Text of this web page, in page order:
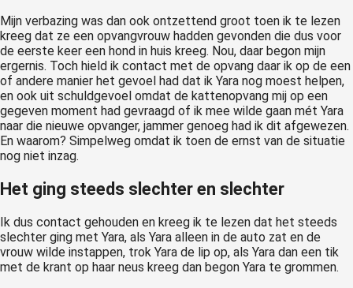
Mijn verbazing was dan ook ontzettend groot toen ik te lezen
kreeg dat ze een opvangvrouw hadden gevonden die dus voor
de eerste keer een hond in huis kreeg. Nou, daar begon mijn
ergernis. Toch hield ik contact met de opvang daar ik op de een
of andere manier het gevoel had dat ik Yara nog moest helpen,
en ook uit schuldgevoel omdat de kattenopvang mij op een
gegeven moment had gevraagd of ik mee wilde gaan mét Yara
naar die nieuwe opvanger, jammer genoeg had ik dit afgewezen.
En waarom? Simpelweg omdat ik toen de ernst van de situatie
nog niet inzag.
Het ging steeds slechter en slechter
Ik dus contact gehouden en kreeg ik te lezen dat het steeds
slechter ging met Yara, als Yara alleen in de auto zat en de
vrouw wilde instappen, trok Yara de lip op, als Yara dan een tik
met de krant op haar neus kreeg dan begon Yara te grommen.